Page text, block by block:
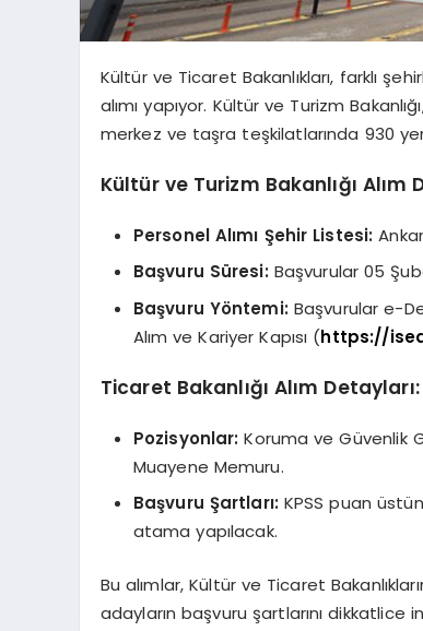
Kültür ve Ticaret Bakanlıkları, farklı
alımı yapıyor. Kültür ve Turizm
merkez ve taşra teşkilatlarında 930
Kültür ve Turizm Bakanlığı Alım
Personel Alımı Şehir Listesi:
Başvuru Süresi: Başvurular 05
Başvuru Yöntemi: Başvurular e-
Alım ve Kariyer Kapısı (https://
Ticaret Bakanlığı Alım Detayları:
Pozisyonlar: Koruma ve Güvenlik
Muayene Memuru.
Başvuru Şartları: KPSS puan
atama yapılacak.
Bu alımlar, Kültür ve Ticaret
adayların başvuru şartlarını dikkatlice